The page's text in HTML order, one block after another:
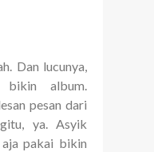
Dan lucunya,
bikin album.
pesan dari
ya. Asyik
aja pakai bikin